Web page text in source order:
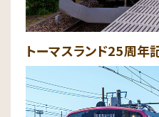
トーマスランド25周年